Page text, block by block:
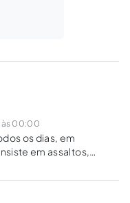
às 00:00
os dias, em
em assaltos,
homicídios e